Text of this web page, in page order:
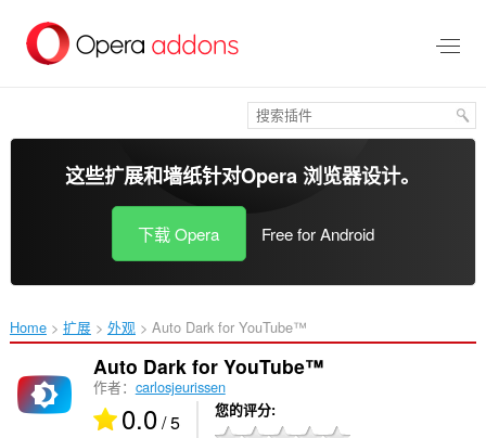
这些扩展和墙纸针对Opera 浏览器设计。
下载 Opera Free for Android
Home 扩展 外观 Auto Dark for YouTube™‎
Auto Dark for YouTube™
作者： carlosjeurissen
0.0/ 5 您的评分